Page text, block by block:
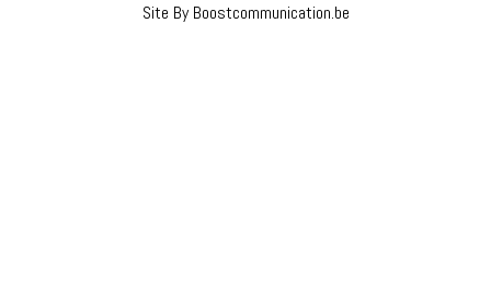
Site By Boostcommunication.be